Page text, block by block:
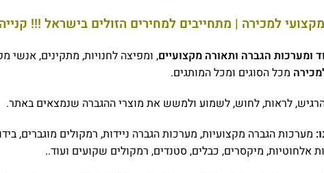
למכירה | מתחייבים למחירים הזולים בישראל !!!
ומערכות הגברה ותאורה מקצועיים, ומפיצה לחנויות, מתקינים, אנשי
מכל הסוגים ומכל המותגים.
לראות, לחוש, לשמוע ולמשש את מוצרי ההגברה שנמצאים באתר.
מערכות הגברה מקצועיות, מערכות הגברה ניידות, רמקולים מוגברים,
אלחוטיות, מיקסרים, כבלים, סטנדים, רמקולים שקועים ועוד..